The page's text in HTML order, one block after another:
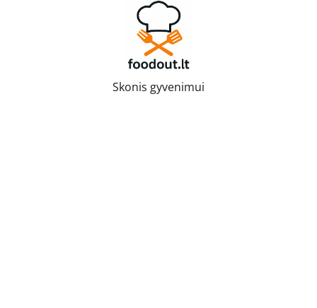
Skonis gyvenimui